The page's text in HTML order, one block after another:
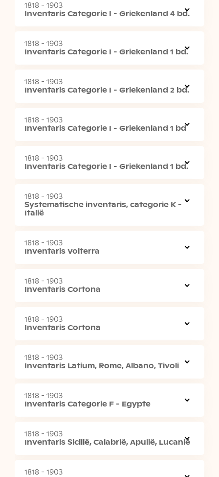
1818 - 1903
Inventaris Categorie I - Griekenland 4 bd.
1818 - 1903
Inventaris Categorie I - Griekenland 1 bd.
1818 - 1903
Inventaris Categorie I - Griekenland 2 bd.
1818 - 1903
Inventaris Categorie I - Griekenland 1 bd
1818 - 1903
Inventaris Categorie I - Griekenland 1 bd.
1818 - 1903
Systematische inventaris, categorie K -
Italië
1818 - 1903
Inventaris Volterra
1818 - 1903
Inventaris Cortona
1818 - 1903
Inventaris Cortona
1818 - 1903
Inventaris Latium, Rome, Albano, Tivoli
1818 - 1903
Inventaris Categorie F - Egypte
1818 - 1903
Inventaris Sicilië, Calabrië, Apulië, Lucanië
1818 - 1903